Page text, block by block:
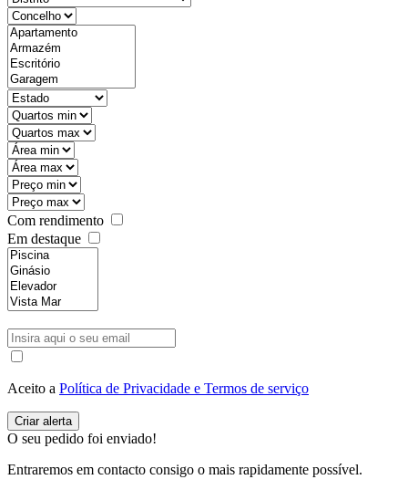
Com rendimento
Em destaque
Aceito a Política de Privacidade e Termos de serviço
O seu pedido foi enviado!
Entraremos em contacto consigo o mais rapidamente possível.